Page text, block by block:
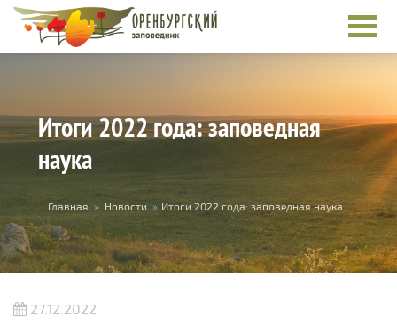
Перейти к основному содержанию
Итоги 2022 года: заповедная
наука
Вы здесь
Главная » Новости » Итоги 2022 года: заповедная наука
27.12.2022